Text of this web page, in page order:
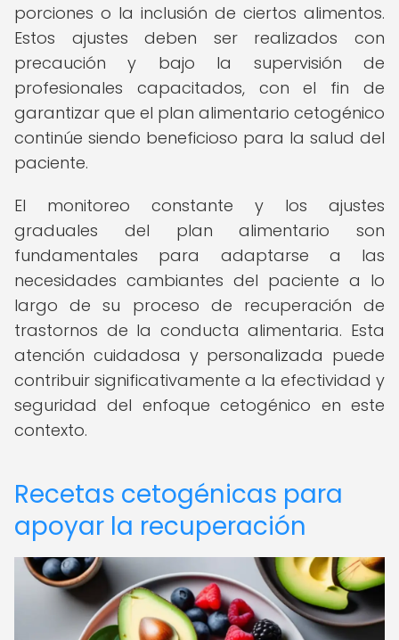
porciones o la inclusión de ciertos alimentos.
Estos ajustes deben ser realizados con
precaución y bajo la supervisión de
profesionales capacitados, con el fin de
garantizar que el plan alimentario cetogénico
continúe siendo beneficioso para la salud del
paciente.
El monitoreo constante y los ajustes
graduales del plan alimentario son
fundamentales para adaptarse a las
necesidades cambiantes del paciente a lo
largo de su proceso de recuperación de
trastornos de la conducta alimentaria. Esta
atención cuidadosa y personalizada puede
contribuir significativamente a la efectividad y
seguridad del enfoque cetogénico en este
contexto.
Recetas cetogénicas para
apoyar la recuperación